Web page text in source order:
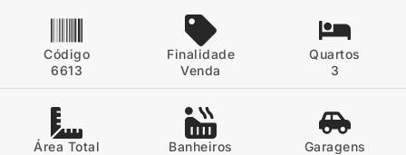
Código
6613
Finalidade
Venda
Quartos
3
Área Total
Banheiros
Garagens